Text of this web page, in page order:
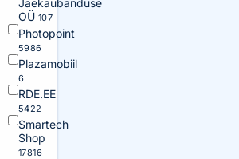
Jaekaubanduse
OÜ 107
Photopoint
5986
Plazamobiil
6
RDE.EE
5422
Smartech
Shop
17816